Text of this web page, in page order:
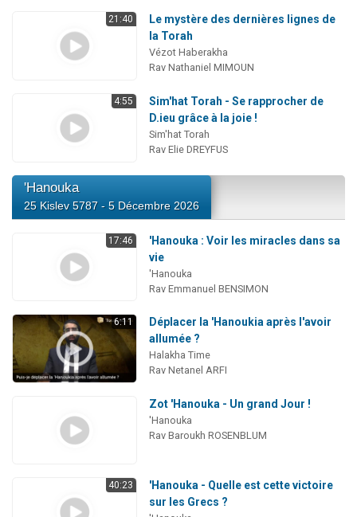
21:40
Le mystère des dernières lignes de
la Torah
Vézot Haberakha
Rav Nathaniel MIMOUN
4:55
Sim'hat Torah - Se rapprocher de
D.ieu grâce à la joie !
Sim'hat Torah
Rav Elie DREYFUS
'Hanouka
25 Kislev 5787 - 5 Décembre 2026
17:46
'Hanouka : Voir les miracles dans sa
vie
'Hanouka
Rav Emmanuel BENSIMON
6:11
Déplacer la 'Hanoukia après l'avoir
allumée ?
Halakha Time
Rav Netanel ARFI
Zot 'Hanouka - Un grand Jour !
'Hanouka
Rav Baroukh ROSENBLUM
40:23
'Hanouka - Quelle est cette victoire
sur les Grecs ?